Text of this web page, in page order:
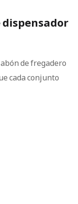
dispensador
de fregadero
cada conjunto